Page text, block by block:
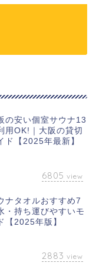
の安い個室サウナ13
用OK!｜大阪の貸切
ド【2025年最新】
6805 view
ナタオルおすすめ7
・持ち運びやすいモ
【2025年版】
2883 view